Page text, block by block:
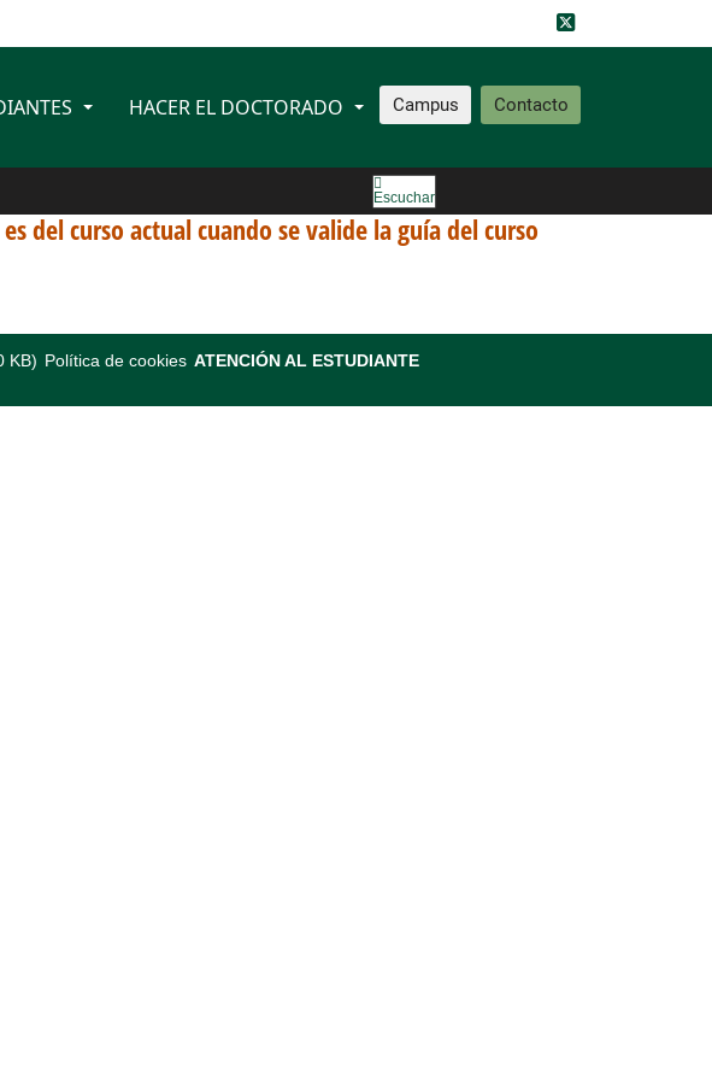
Campus Contacto
HACER EL DOCTORADO
Escuchar
del curso actual cuando se valide la guía del curso
KB) Política de cookies ATENCIÓN AL ESTUDIANTE